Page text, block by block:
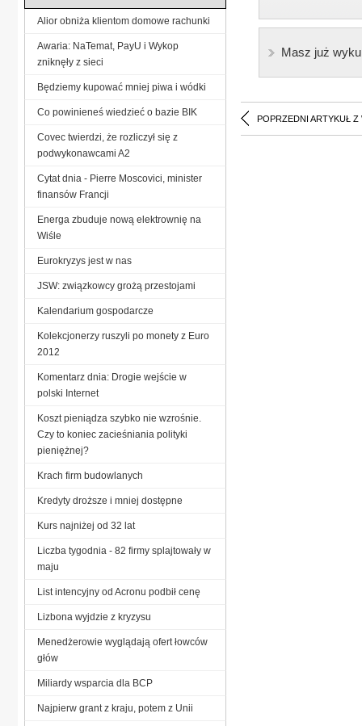
Masz już
POPRZEDNI ARTYKUŁ Z
Alior obniża klientom domowe rachunki
Awaria: NaTemat, PayU i Wykop
zniknęły z sieci
Będziemy kupować mniej piwa i wódki
Co powinieneś wiedzieć o bazie BIK
Covec twierdzi, że rozliczył się z
podwykonawcami A2
Cytat dnia - Pierre Moscovici, minister
finansów Francji
Energa zbuduje nową elektrownię na
Wiśle
Eurokryzys jest w nas
JSW: związkowcy grożą przestojami
Kalendarium gospodarcze
Kolekcjonerzy ruszyli po monety z Euro
2012
Komentarz dnia: Drogie wejście w
polski Internet
Koszt pieniądza szybko nie wzrośnie.
Czy to koniec zacieśniania polityki
pieniężnej?
Krach firm budowlanych
Kredyty droższe i mniej dostępne
Kurs najniżej od 32 lat
Liczba tygodnia - 82 firmy splajtowały w
maju
List intencyjny od Acronu podbił cenę
Lizbona wyjdzie z kryzysu
Menedżerowie wyglądają ofert łowców
głów
Miliardy wsparcia dla BCP
Najpierw grant z kraju, potem z Unii